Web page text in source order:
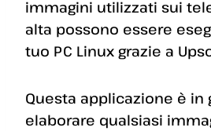
immagini utilizzati sui
alta possono essere
tuo PC Linux grazie a
Questa applicazione è in
elaborare qualsiasi